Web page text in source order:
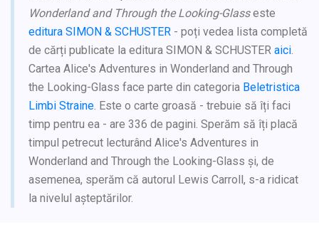
Wonderland and Through the Looking-Glasseste
editura SIMON & SCHUSTER - poți vedea lista completă
de cărți publicate la editura SIMON & SCHUSTER aici.
Cartea Alice's Adventures in Wonderland and Through
the Looking-Glass face parte din categoria Beletristica
Limbi Straine. Este o carte groasă - trebuie să îți faci
timp pentru ea - are 336 de pagini. Sperăm să îți placă
timpul petrecut lecturând Alice's Adventures in
Wonderland and Through the Looking-Glass și, de
asemenea, sperăm că autorul Lewis Carroll, s-a ridicat
la nivelul așteptărilor.